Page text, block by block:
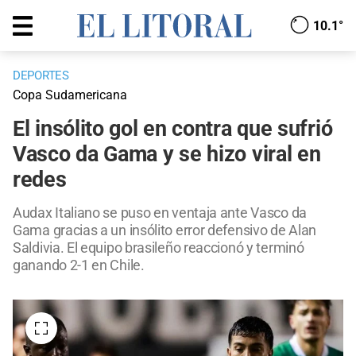
10.1°
DEPORTES
Copa Sudamericana
El insólito gol en contra que sufrió
Vasco da Gama y se hizo viral en
redes
Audax Italiano se puso en ventaja ante Vasco da
Gama gracias a un insólito error defensivo de Alan
Saldivia. El equipo brasileño reaccionó y terminó
ganando 2-1 en Chile.